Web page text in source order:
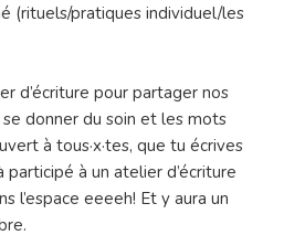
(rituels/pratiques individuel/les
d’écriture pour partager nos
donner du soin et les mots
à tous·x·tes, que tu écrives
participé à un atelier d’écriture
l’espace eeeeh! Et y aura un